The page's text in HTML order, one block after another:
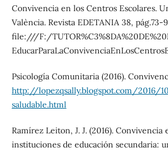
Convivencia en los Centros Escolares.
València. Revista EDETANIA 38, pág.73-
file:///F:/
Psicología Comunitaria (2016).
http://lopezqsally.blogspot.com/2016/
saludable.html
Ramírez Leiton, J. J. (2016). Convivencia
instituciones de educación secundaria: